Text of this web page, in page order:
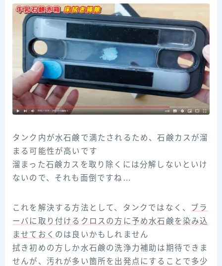
タンク内が水石鹸で満たされるため、石鹸カスが溜
まる可能性が高いです
溜まった石鹸カスを取り除くには分解しないといけ
ないので、それも面倒ですね…
これを解決する方法として、タンクではなく、
ブラ
ーバに取り付けるクロスの方に予め水石鹸を染み込
ませておく のは良いかもしれません
拭き初めの方しか水石鹸の洗浄力補助は期待できま
せんが、汚れが多い箇所を出発点にすることで多少